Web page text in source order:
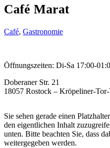
Café Marat
Café, Gastronomie
Öffnungszeiten: Di-Sa 17:00-
Doberaner Str. 21
18057 Rostock – Kröpeliner-
Sie sehen gerade einen
den eigentlichen Inhalt
unten. Bitte beachten Sie, dass
weitergegeben werden.